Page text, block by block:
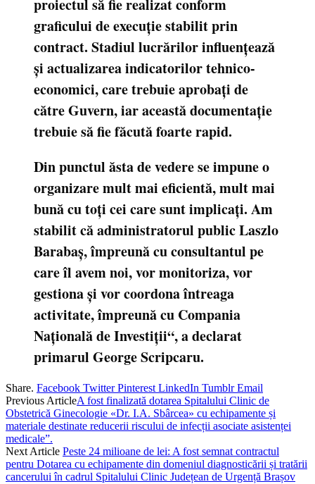
proiectul să fie realizat conform
graficului de execuție stabilit prin
contract. Stadiul lucrărilor influențează
și actualizarea indicatorilor tehnico-
economici, care trebuie aprobați de
către Guvern, iar această documentație
trebuie să fie făcută foarte rapid.
Din punctul ăsta de vedere se impune o
organizare mult mai eficientă, mult mai
bună cu toți cei care sunt implicați. Am
stabilit că administratorul public Laszlo
Barabaș, împreună cu consultantul pe
care îl avem noi, vor monitoriza, vor
gestiona și vor coordona întreaga
activitate, împreună cu Compania
Națională de Investiții“, a declarat
primarul George Scripcaru.
Share. Facebook Twitter Pinterest LinkedIn Tumblr Email
Previous ArticleA fost finalizată dotarea Spitalului Clinic de
Obstetrică Ginecologie «Dr. I.A. Sbârcea» cu echipamente și
materiale destinate reducerii riscului de infecții asociate asistenței
medicale”.
Next Article Peste 24 milioane de lei: A fost semnat contractul
pentru Dotarea cu echipamente din domeniul diagnosticării și tratării
cancerului în cadrul Spitalului Clinic Județean de Urgență Brașov